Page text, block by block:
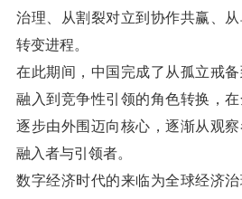
治理、从割裂对立到协作共赢、
转变进程。
在此期间，中国完成了从孤立戒
融入到竞争性引领的角色转换，在
逐步由外围迈向核心，逐渐从观
融入者与引领者。
数字经济时代的来临为全球经济